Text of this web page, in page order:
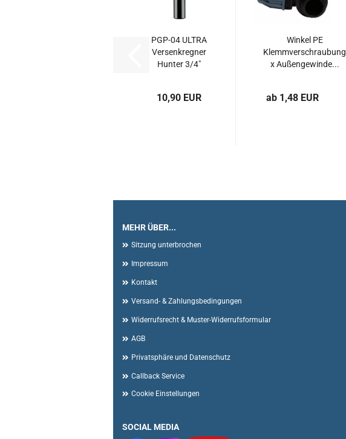
PGP-04 ULTRA
Versenkregner
Hunter 3/4"
10,90 EUR
Winkel PE
Klemmverschraubung
x Außengewinde...
ab 1,48 EUR
MEHR ÜBER...
Sitzung unterbrochen
Impressum
Kontakt
Versand- & Zahlungsbedingungen
Widerrufsrecht & Muster-Widerrufsformular
AGB
Privatsphäre und Datenschutz
Callback Service
Cookie Einstellungen
SOCIAL MEDIA